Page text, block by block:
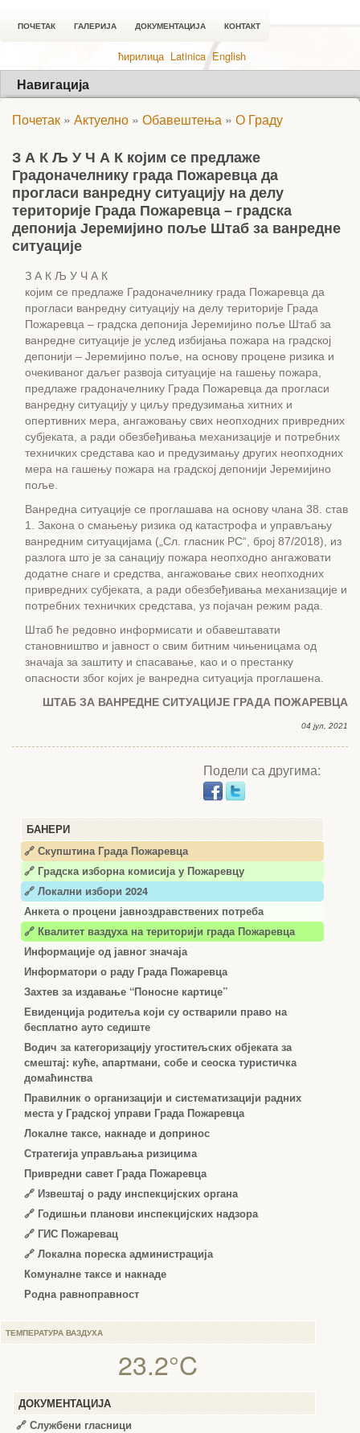
ПОЧЕТАК ГАЛЕРИЈА ДОКУМЕНТАЦИЈА КОНТАКТ
ћирилица Latinica English
Навигација
БАНЕРИ
🔗 Скупштина Града Пожаревца
🔗 Градска изборна комисија у Пожаревцу
🔗 Локални избори 2024
Анкета о процени јавноздравствених потреба
🔗 Квалитет ваздуха на територији града Пожаревца
Информације од јавног значаја
Информатори о раду Града Пожаревца
Захтев за издавање “Поносне картице”
Евиденција родитеља који су остварили право на
бесплатно ауто седиште
Водич за категоризацију угоститељских објеката за
смештај: куће, апартмани, собе и сеоска туристичка
домаћинства
Правилник о организацији и систематизацији радних
места у Градској управи Града Пожаревца
Локалне таксе, накнаде и допринос
Стратегија управљања ризицима
Привредни савет Града Пожаревца
🔗 Извештај о раду инспекцијских органа
🔗 Годишњи планови инспекцијских надзора
🔗 ГИС Пожаревац
🔗 Локална пореска администрација
Комуналне таксе и накнаде
Родна равноправност
Почетак » Актуелно » Обавештења » О Граду
З А К Љ У Ч А К којим се предлаже
Градоначелнику града Пожаревца да
прогласи ванредну ситуацију на делу
територије Града Пожаревца – градска
депонија Јеремијино поље Штаб за ванредне
ситуације
З А К Љ У Ч А К
којим се предлаже Градоначелнику града Пожаревца да
прогласи ванредну ситуацију на делу територије Града
Пожаревца – градска депонија Јеремијино поље Штаб за
ванредне ситуације је услед избијања пожара на градској
депонији – Јеремијино поље, на основу процене ризика и
очекиваног даљег развоја ситуације на гашењу пожара,
предлаже градоначелнику Града Пожаревца да прогласи
ванредну ситуацију у циљу предузимања хитних и
опертивних мера, ангажовању свих неопходних привредних
субјеката, а ради обезбеђивања механизације и потребних
техничких средстава као и предузимању других неопходних
мера на гашењу пожара на градској депонији Јеремијино
поље.
Ванредна ситуације се проглашава на основу члана 38. став
1. Закона о смањењу ризика од катастрофа и управљању
ванредним ситуацијама („Сл. гласник РС“, број 87/2018), из
разлога што је за санацију пожара неопходно ангажовати
додатне снаге и средства, ангажовање свих неопходних
привредних субјеката, а ради обезбеђивања механизације и
потребних техничких средстава, уз појачан режим рада.
Штаб ће редовно информисати и обавештавати
становништво и јавност о свим битним чињеницама од
значаја за заштиту и спасавање, као и о престанку
опасности због којих је ванредна ситуација проглашена.
ШТАБ ЗА ВАНРЕДНЕ СИТУАЦИЈЕ ГРАДА ПОЖАРЕВЦА
04 јул, 2021
Подели са другима:
ТЕМПЕРАТУРА ВАЗДУХА
23.2°C
ДОКУМЕНТАЦИЈА
🔗 Службени гласници